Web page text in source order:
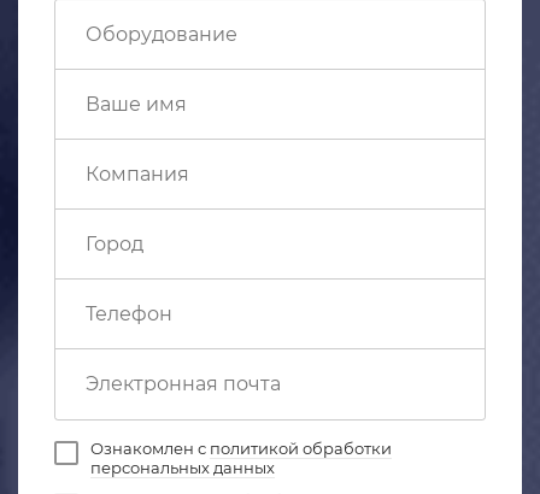
Ознакомлен с политикой обработки
персональных данных